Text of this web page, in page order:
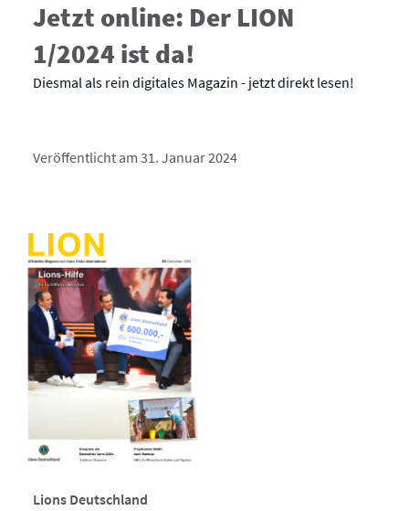
Jetzt online: Der LION
1/2024 ist da!
Diesmal als rein digitales Magazin - jetzt direkt lesen!
Veröffentlicht am 31. Januar 2024
Lions Deutschland